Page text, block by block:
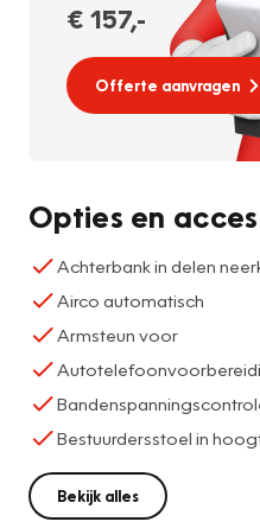
€ 157,-
Offerte aanvragen
Opties en
Achterbank in delen
Airco automatisch
Armsteun voor
Bestuurdersstoel in
Bekijk alles